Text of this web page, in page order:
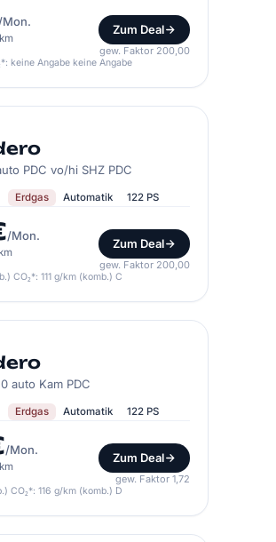
/Mon.
Zum Deal
gew. Faktor 200,00
keine Angabe keine Angabe
PDC vo/hi SHZ PDC
Erdgas Automatik 122 PS
/Mon.
Zum Deal
gew. Faktor 200,00
CO₂*: 111 g/km (komb.) C
auto Kam PDC
Erdgas Automatik 122 PS
/Mon.
Zum Deal
gew. Faktor 1,72
CO₂*: 116 g/km (komb.) D